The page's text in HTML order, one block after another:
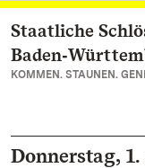
Zum
Staatliche
KOMMEN. STAUNEN.
Donnerstag,